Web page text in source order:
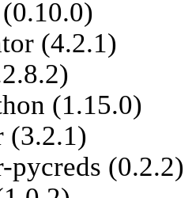
(4.2.1)
(1.15.0)
(3.2.1)
pycreds (0.2.2)